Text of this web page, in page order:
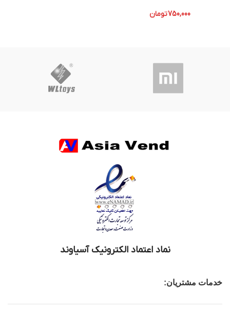
750,000تومان
نماد اعتماد الکترونیک آسیاوند
خدمات مشتریان: